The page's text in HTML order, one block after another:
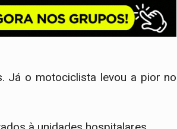
Já o motociclista levou a pior no